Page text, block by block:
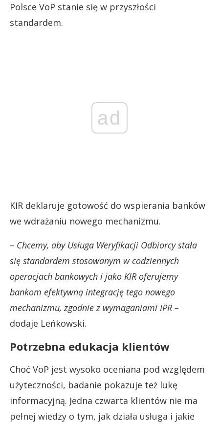
Polsce VoP stanie się w przyszłości
standardem.
ad
KIR deklaruje gotowość do wspierania banków
we wdrażaniu nowego mechanizmu.
– Chcemy, aby Usługa Weryfikacji Odbiorcy stała
się standardem stosowanym w codziennych
operacjach bankowych i jako KIR oferujemy
bankom efektywną integrację tego nowego
mechanizmu, zgodnie z wymaganiami IPR –
dodaje Leńkowski.
Potrzebna edukacja klientów
Choć VoP jest wysoko oceniana pod względem
użyteczności, badanie pokazuje też lukę
informacyjną. Jedna czwarta klientów nie ma
pełnej wiedzy o tym, jak działa usługa i jakie